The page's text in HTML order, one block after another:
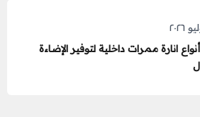
انارة ممرات داخلية لتوفير الإضاءة